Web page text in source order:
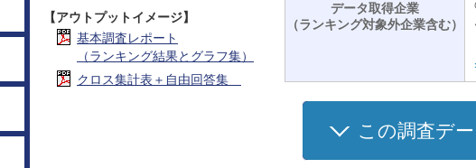
【アウトプットイメージ】
基本調査レポート
（ランキング結果とグラフ集）
クロス集計表＋自由回答集
データ取得企業
（ランキング対象外企業含む）
この調査デ